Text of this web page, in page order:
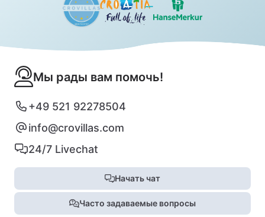
Мы рады вам помочь!
+49 521 92278504
info@crovillas.com
24/7 Livechat
Начать чат
Часто задаваемые вопросы